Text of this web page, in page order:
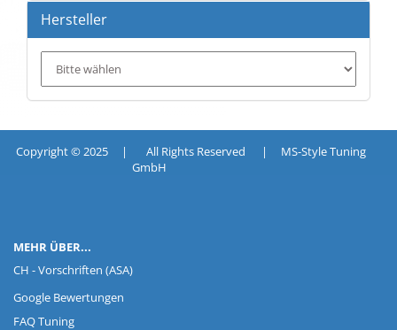
Hersteller
Copyright © 2025 | All Rights Reserved | MS-Style Tuning
GmbH
MEHR ÜBER...
CH - Vorschriften (ASA)
Google Bewertungen
FAQ Tuning